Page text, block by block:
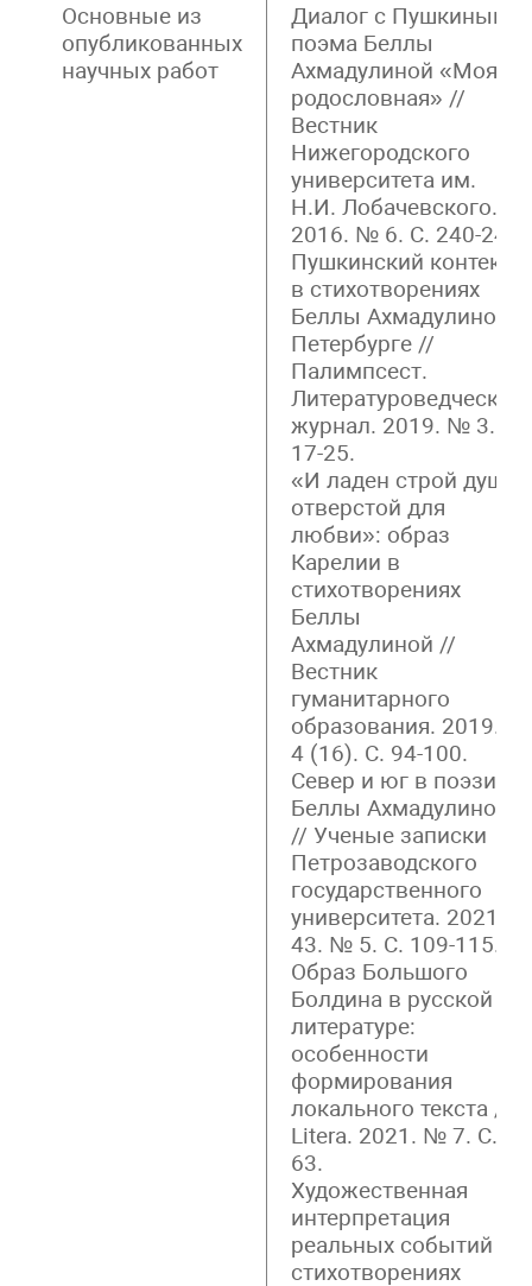
Основные из
опубликованных
научных работ
Диалог с Пушкиным:
поэма Беллы
Ахмадулиной «Моя
родословная» //
Вестник
Нижегородского
университета им.
Н.И. Лобачевского.
2016. № 6. С. 240-243.
Пушкинский контекст
в стихотворениях
Беллы Ахмадулиной о
Петербурге //
Палимпсест.
Литературоведческий
журнал. 2019. № 3. С.
17-25.
«И ладен строй души,
отверстой для
любви»: образ
Карелии в
стихотворениях
Беллы
Ахмадулиной //
Вестник
гуманитарного
образования. 2019. №
4 (16). С. 94-100.
Север и юг в поэзии
Беллы Ахмадулиной
// Ученые записки
Петрозаводского
государственного
университета. 2021. Т.
43. № 5. С. 109-115.
Образ Большого
Болдина в русской
литературе:
особенности
формирования
локального текста //
Litera. 2021. № 7. С.54-
63.
Художественная
интерпретация
реальных событий в
стихотворениях